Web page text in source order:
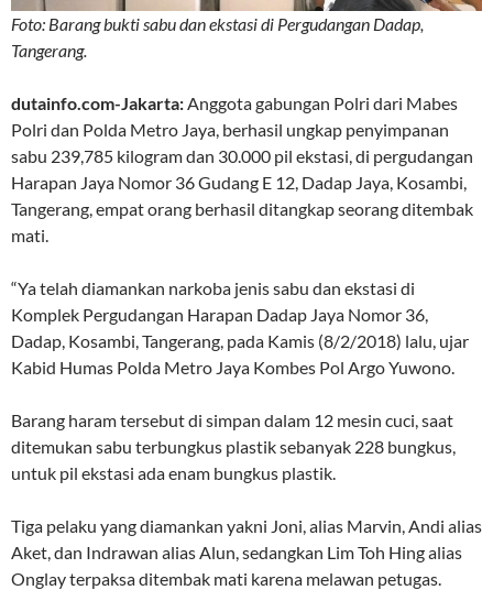
Foto: Barang bukti sabu dan ekstasi di Pergudangan Dadap,
Tangerang.
dutainfo.com-Jakarta:Anggota gabungan Polri dari Mabes
Polri dan Polda Metro Jaya, berhasil ungkap penyimpanan
sabu 239,785 kilogram dan 30.000 pil ekstasi, di pergudangan
Harapan Jaya Nomor 36 Gudang E 12, Dadap Jaya, Kosambi,
Tangerang, empat orang berhasil ditangkap seorang ditembak
mati.
“Ya telah diamankan narkoba jenis sabu dan ekstasi di
Komplek Pergudangan Harapan Dadap Jaya Nomor 36,
Dadap, Kosambi, Tangerang, pada Kamis (8/2/2018) lalu, ujar
Kabid Humas Polda Metro Jaya Kombes Pol Argo Yuwono.
Barang haram tersebut di simpan dalam 12 mesin cuci, saat
ditemukan sabu terbungkus plastik sebanyak 228 bungkus,
untuk pil ekstasi ada enam bungkus plastik.
Tiga pelaku yang diamankan yakni Joni, alias Marvin, Andi alias
Aket, dan Indrawan alias Alun, sedangkan Lim Toh Hing alias
Onglay terpaksa ditembak mati karena melawan petugas.